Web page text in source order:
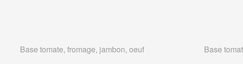
Base tomate, fromage, jambon, oeuf Base